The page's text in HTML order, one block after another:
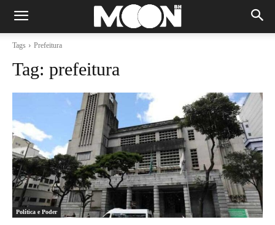
Tags Prefeitura
Tag: prefeitura
Política e Poder